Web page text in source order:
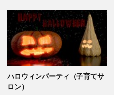
ハロウィンパーティ（子育てサ
ロン）